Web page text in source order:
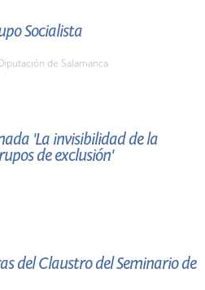
Socialista
de Salamanca
'La invisibilidad de la
de exclusión'
del Claustro del Seminario de